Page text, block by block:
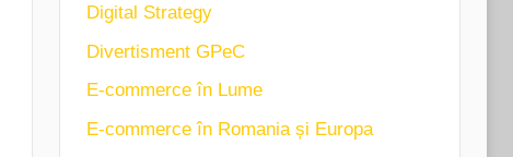
Digital Strategy
Divertisment GPeC
E-commerce în Lume
E-commerce în Romania și Europa